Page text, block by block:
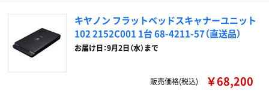
キヤノン フラットベッドスキャナーユニット
102 2152C001 1台 68-4211-57（直送品）
お届け日：9月2日（水）まで
販売価格(税込) ￥68,200